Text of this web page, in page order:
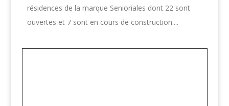
résidences de la marque Senioriales dont 22 sont
ouvertes et 7 sont en cours de construction....